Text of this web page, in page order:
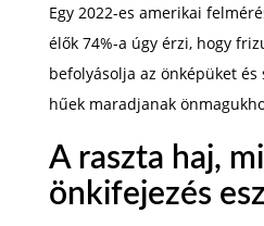
Egy 2022-es amerikai
élők 74%-a úgy érzi, hogy
befolyásolja az önképüket
hűek maradjanak
A raszta haj,
önkifejezés